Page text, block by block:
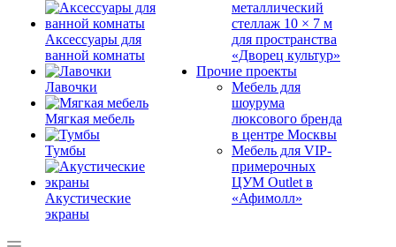
Аксессуары для
ванной комнаты
Лавочки
Мягкая мебель
Тумбы
Акустические
экраны
металлический
стеллаж 10 × 7 м
для пространства
«Дворец культур»
Прочие проекты
Мебель для
шоурума
люксового бренда
в центре Москвы
Мебель для VIP-
примерочных
ЦУМ Outlet в
«Афимолл»